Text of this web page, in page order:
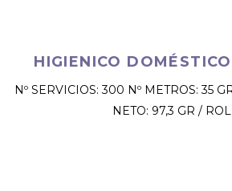
HIGIENICO
Nº SERVICIOS: 300 Nº METROS: 35
NETO: 97,3 GR /